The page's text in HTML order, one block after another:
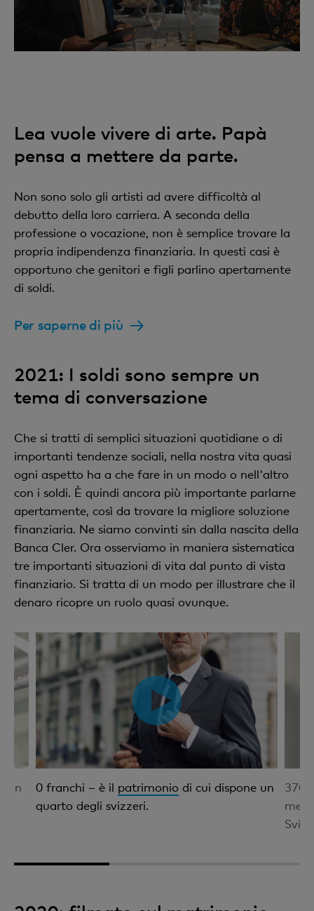
Lea vuole vivere di arte. Papà
pensa a mettere da parte.
Non sono solo gli artisti ad avere difficoltà al
debutto della loro carriera. A seconda della
professione o vocazione, non è semplice trovare la
propria indipendenza finanziaria. In questi casi è
opportuno che genitori e figli parlino apertamente
di soldi.
Per saperne di più
2021: I soldi sono sempre un
tema di conversazione
Che si tratti di semplici situazioni quotidiane o di
importanti tendenze sociali, nella nostra vita quasi
ogni aspetto ha a che fare in un modo o nell'altro
con i soldi. È quindi ancora più importante parlarne
apertamente, così da trovare la migliore soluzione
finanziaria. Ne siamo convinti sin dalla nascita della
Banca Cler. Ora osserviamo in maniera sistematica
tre importanti situazioni di vita dal punto di vista
finanziario. Si tratta di un modo per illustrare che il
denaro ricopre un ruolo quasi ovunque.
in 0 franchi – è il patrimonio di cui dispone un
quarto degli svizzeri.
1